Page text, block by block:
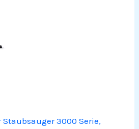
Staubsauger 3000 Serie,